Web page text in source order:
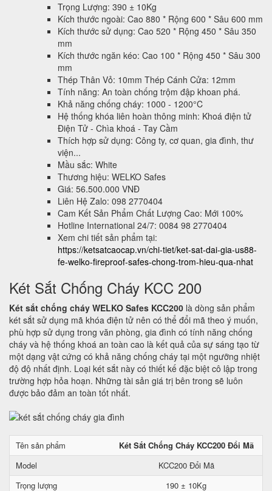
Trọng Lượng: 390 ± 10Kg
Kích thước ngoài: Cao 880 * Rộng 600 * Sâu 600 mm
Kích thước sử dụng: Cao 520 * Rộng 450 * Sâu 350
mm
Kích thước ngăn kéo: Cao 100 * Rộng 450 * Sâu 300
mm
Thép Thân Vỏ: 10mm Thép Cánh Cửa: 12mm
Tính năng: An toàn chống trộm đập khoan phá.
Khả năng chống cháy: 1000 - 1200°C
Hệ thống khóa liên hoàn thông minh: Khoá điện tử
Điện Tử - Chìa khoá - Tay Cầm
Thích hợp sử dụng: Công ty, cơ quan, gia đình, thư
viện...
Mầu sắc: White
Thương hiệu: WELKO Safes
Giá: 56.500.000 VNĐ
Liên Hệ Zalo: 098 2770404
Cam Kết Sản Phẩm Chất Lượng Cao: Mới 100%
Hotline International 24/7: 0084 98 2770404
Xem chi tiết sản phẩm tại:
https://ketsatcaocap.vn/chi-tiet/ket-sat-dai-gia-us88-
fe-welko-fireproof-safes-chong-trom-hieu-qua-nhat
Két Sắt Chống Cháy KCC 200
Két sắt chống cháy WELKO Safes KCC200 là dòng sản phẩm
két sắt sử dụng mã khóa điện tử nên có thể đổi mã theo ý muốn,
phù hợp sử dụng trong văn phòng, gia đình có tính năng chống
cháy và hệ thống khoá an toàn cao là kết quả của sự sáng tạo từ
một dạng vật cứng có khả năng chống cháy tại một ngưỡng nhiệt
độ độ nhất định. Loại két sắt này có thiết kế đặc biệt cô lập trong
trường hợp hỏa hoạn. Những tài sản giá trị bên trong sẽ luôn
được bảo đảm an toàn tốt nhất.
Tên sản phẩm
Két Sắt Chống Cháy KCC200 Đổi Mã
Model
KCC200 Đổi Mã
Trọng lượng
190 ± 10Kg